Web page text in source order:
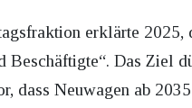
erklärte 2025,
Beschäftigte“. Das Ziel
dass Neuwagen ab